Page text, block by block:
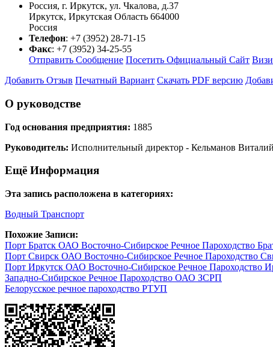
Россия, г. Иркутск, ул. Чкалова, д.37
Иркутск, Иркутская Область 664000
Россия
Телефон: +7 (3952) 28-71-15
Факс: +7 (3952) 34-25-55
Отправить Сообщение Посетить Официальный Сайт
Добавить Отзыв Печатный Вариант Скачать PDF версию
О руководстве
Год основания предприятия: 1885
Руководитель: Исполнительный директор - Кельманов
Ещё Информация
Эта запись расположена в категориях:
Водный Транспорт
Похожие Записи:
Порт Братск ОАО Восточно-Сибирское Речное Пароходство
Порт Свирск ОАО Восточно-Сибирское Речное Пароходство
Порт Иркутск ОАО Восточно-Сибирское Речное Пароходство
Западно-Сибирское Речное Пароходство ОАО ЗСРП
Белорусское речное пароходство РТУП